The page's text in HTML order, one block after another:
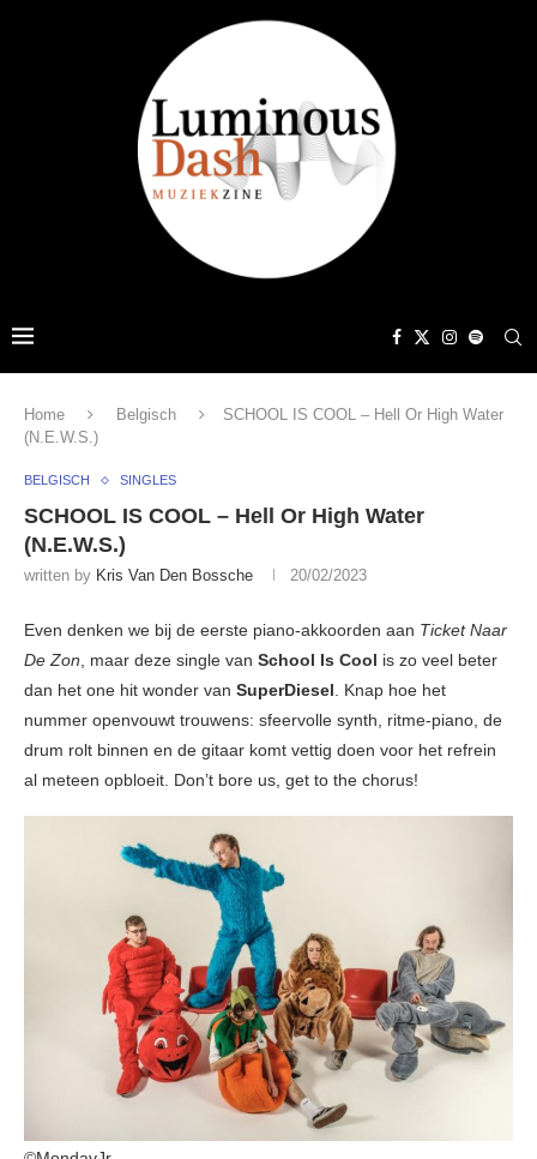
Home Belgisch
SCHOOL IS COOL – Hell Or High Water
(N.E.W.S.)
BELGISCH SINGLES
SCHOOL IS COOL – Hell Or High Water
(N.E.W.S.)
written by Kris Van Den Bossche 20/02/2023
Even denken we bij de eerste piano-akkoorden aan Ticket Naar
De Zon, maar deze single van School Is Cool is zo veel beter
dan het one hit wonder van SuperDiesel. Knap hoe het
nummer openvouwt trouwens: sfeervolle synth, ritme-piano, de
drum rolt binnen en de gitaar komt vettig doen voor het refrein
al meteen opbloeit. Don’t bore us, get to the chorus!